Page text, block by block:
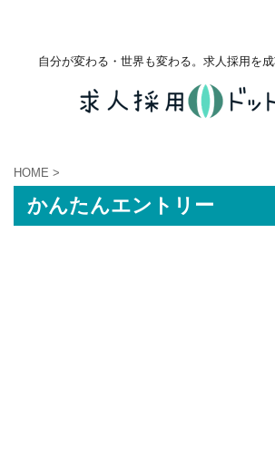
自分が変わる・世界も変わる。求人採用を
HOME >
かんたんエントリー